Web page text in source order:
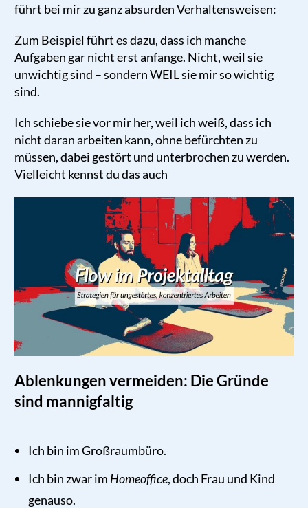
führt bei mir zu ganz absurden Verhaltensweisen:
Zum Beispiel führt es dazu, dass ich manche
Aufgaben gar nicht erst anfange. Nicht, weil sie
unwichtig sind – sondern WEIL sie mir so wichtig
sind.
Ich schiebe sie vor mir her, weil ich weiß, dass ich
nicht daran arbeiten kann, ohne befürchten zu
müssen, dabei gestört und unterbrochen zu werden.
Vielleicht kennst du das auch
Ablenkungen vermeiden: Die Gründe
sind mannigfaltig
Ich bin im Großraumbüro.
Ich bin zwar im Homeoffice, doch Frau und Kind
genauso.